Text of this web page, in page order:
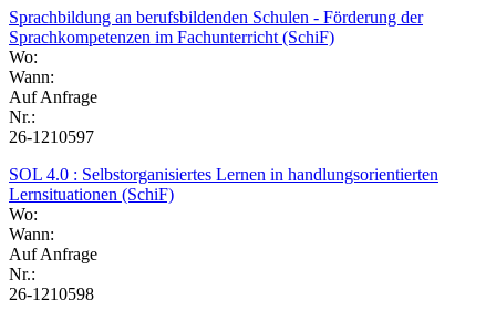
Sprachbildung an berufsbildenden Schulen - Förderung der
Sprachkompetenzen im Fachunterricht (SchiF)
Wo:
Wann:
Auf Anfrage
Nr.:
26-1210597
SOL 4.0 : Selbstorganisiertes Lernen in handlungsorientierten
Lernsituationen (SchiF)
Wo:
Wann:
Auf Anfrage
Nr.:
26-1210598